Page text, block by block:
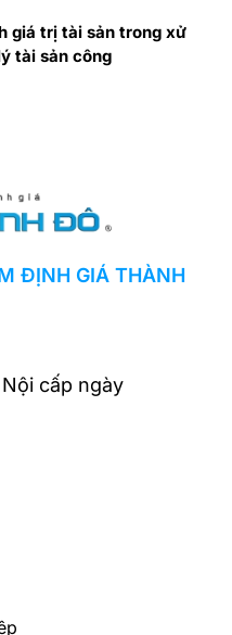
giá trị tài sản trong xử
tài sản công
ĐỊNH GIÁ THÀNH
cấp ngày